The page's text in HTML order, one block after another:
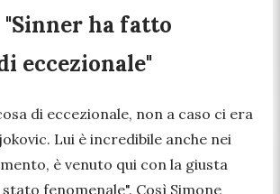
"Sinner ha fatto
eccezionale"
di eccezionale, non a caso ci era
Lui è incredibile anche nei
è venuto qui con la giusta
fenomenale". Così Simone